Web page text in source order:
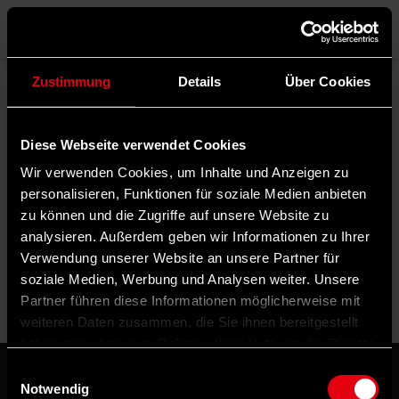
Zustimmung Details Über Cookies
Diese Webseite verwendet Cookies
Wir verwenden Cookies, um Inhalte und Anzeigen zu
personalisieren, Funktionen für soziale Medien anbieten
zu können und die Zugriffe auf unsere Website zu
analysieren. Außerdem geben wir Informationen zu Ihrer
Verwendung unserer Website an unsere Partner für
soziale Medien, Werbung und Analysen weiter. Unsere
Partner führen diese Informationen möglicherweise mit
weiteren Daten zusammen, die Sie ihnen bereitgestellt
Notwendig
Menü
Rubrik filtern
Schlagwörter filtern
Autor*in filtern
Sortierung: